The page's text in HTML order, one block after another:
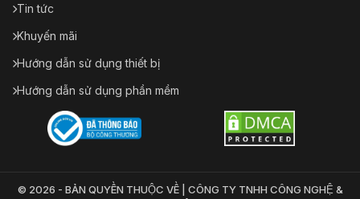
Tin tức
Khuyến mãi
Hướng dẫn sử dụng thiết bị
Hướng dẫn sử dụng phần mềm
© 2026 - BẢN QUYỀN THUỘC VỀ | CÔNG TY TNHH CÔNG NGHỆ &